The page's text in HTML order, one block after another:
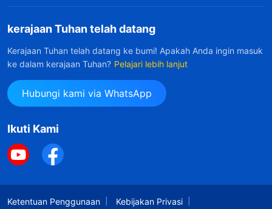
kerajaan Tuhan telah datang
Kerajaan Tuhan telah datang ke bumi! Apakah Anda ingin masuk
ke dalam kerajaan Tuhan? Pelajari lebih lanjut
Hubungi kami via WhatsApp
Ikuti Kami
Ketentuan Penggunaan Kebijakan Privasi